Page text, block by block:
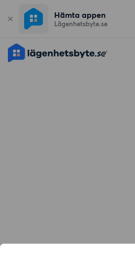
Hämta appen
Lägenhetsbyte.se